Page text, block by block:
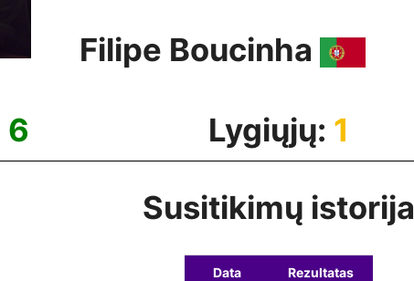
Filipe Boucinha
6 Lygiųjų: 1
Susitikimų istorija
Data Rezultatas